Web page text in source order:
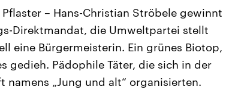
– Hans-Christian Ströbele gewinnt
Direktmandat, die Umweltpartei stellt
eine Bürgermeisterin. Ein grünes Biotop,
gedieh. Pädophile Täter, die sich in der
„Jung und alt“ organisierten.